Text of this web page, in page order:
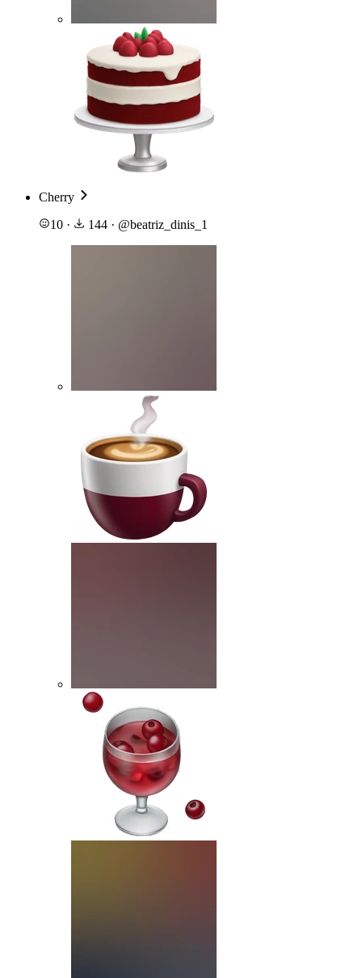
Cherry
10 · 144 · @beatriz_dinis_1